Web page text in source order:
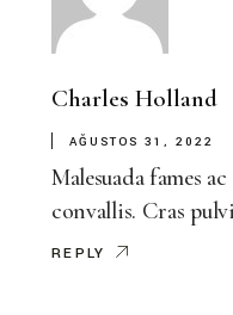
Charles Holland
AĞUSTOS 31, 2022
Malesuada fames
convallis. Cras
REPLY